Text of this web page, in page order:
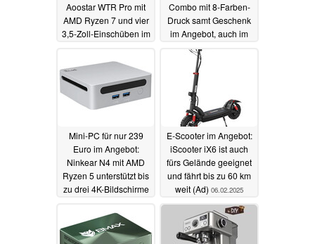
Aoostar WTR Pro mit
AMD Ryzen 7 und vier
3,5-Zoll-Einschüben im
Combo mit 8-Farben-
Druck samt Geschenk
im Angebot, auch im
Bundle mit Filament
(Ad)
Mini-PC für nur 239
Euro im Angebot:
Ninkear N4 mit AMD
Ryzen 5 unterstützt bis
zu drei 4K-Bildschirme
E-Scooter im Angebot:
iScooter iX6 ist auch
fürs Gelände geeignet
und fährt bis zu 60 km
weit (Ad) 06.02.2025